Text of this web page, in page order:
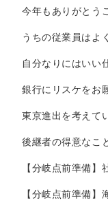
今年もありがとう
うちの従業員はよ
自分なりにはいい
銀行にリスケをお
東京進出を考えて
後継者の得意なこ
【分岐点前準備
【分岐点前準備